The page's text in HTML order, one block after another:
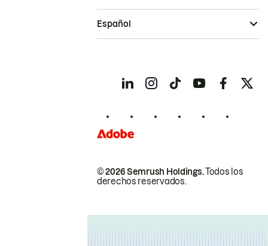
© 2026 Semrush Holdings.Todos los
derechos reservados.
Español